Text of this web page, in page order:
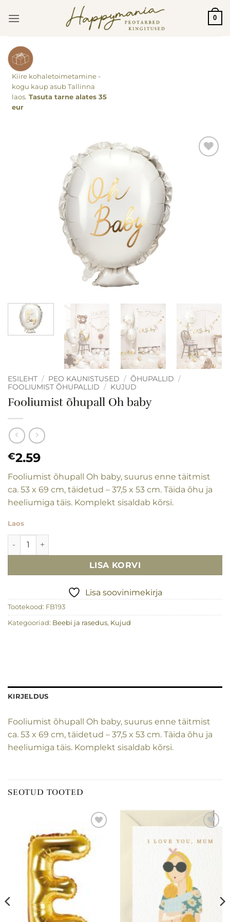
0
Kiire kohaletoimetamine -
kogu kaup asub Tallinna
laos. Tasuta tarne alates 35
eur
soovinimekirja
ESILEHT / PEO KAUNISTUSED / ÕHUPALLID /
FOOLIUMIST ÕHUPALLID / KUJUD
Fooliumist õhupall Oh baby
€2.59
Fooliumist õhupall Oh baby, suurus enne täitmist
ca. 53 x 69 cm, täidetud – 37,5 x 53 cm. Täida õhu ja
heeliumiga täis. Komplekt sisaldab kõrsi.
Laos
Fooliumist õhupall Oh baby kogus
LISA KORVI
Lisa soovinimekirja
Tootekood: FB193
Kategooriad: Beebi ja rasedus, Kujud
KIRJELDUS
Fooliumist õhupall Oh baby, suurus enne täitmist
ca. 53 x 69 cm, täidetud – 37,5 x 53 cm. Täida õhu ja
heeliumiga täis. Komplekt sisaldab kõrsi.
SEOTUD TOOTED
Lisa
soovinimekirja
soovinimekirja